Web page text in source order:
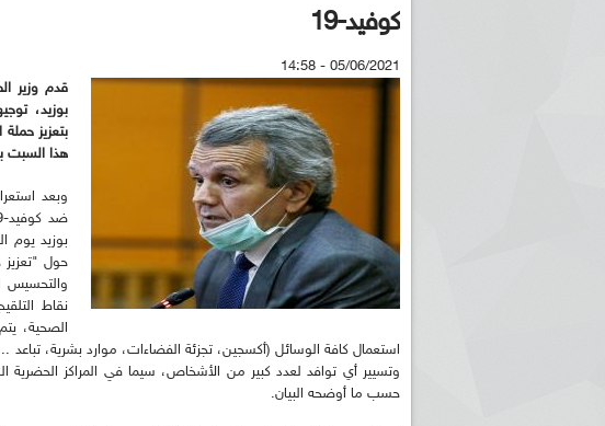
كوفيد-19
05/06/2021 - 14:58
قدم وزير
بوزيد،
هذا السبت
وبعد
بوزيد يوم
نقاط
الصحية،
استعمال كافة الوسائل (أكسجين، تجزئة الفضاءات، موارد بشرية،
وتسيير أي توافد لعدد كبير من الأشخاص، سيما في المراكز الحضرية
حسب ما أوضحه البيان.